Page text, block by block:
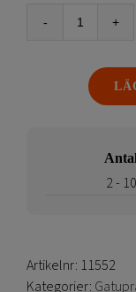
Lysande
LED
2 - 10
Artikelnr: 11552
Kategorier: